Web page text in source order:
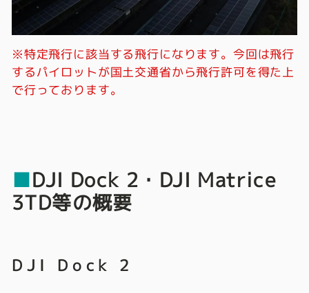
※特定飛行に該当する飛行になります。今回は飛行
するパイロットが国土交通省から飛行許可を得た上
で行っております。
■DJI Dock 2・DJI Matrice
3TD等の概要
DJI Dock 2